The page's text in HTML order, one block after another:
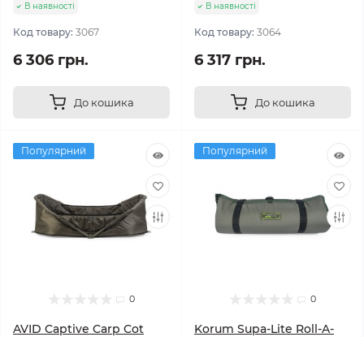
В наявності
Код товару: 3067
6 306 грн.
До кошика
В наявності
Код товару: 3064
6 317 грн.
До кошика
Популярний
0
AVID Captive Carp Cot
Популярний
0
Korum Supa-Lite Roll-A-